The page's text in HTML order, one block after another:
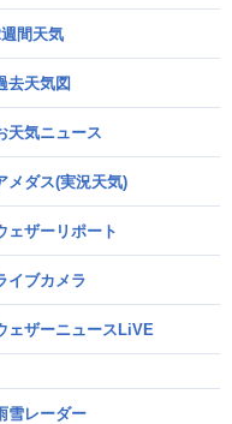
間天気
去天気図
天気ニュース
メダス(実況天気)
ェザーリポート
イブカメラ
ェザーニュースLiVE
雪レーダー